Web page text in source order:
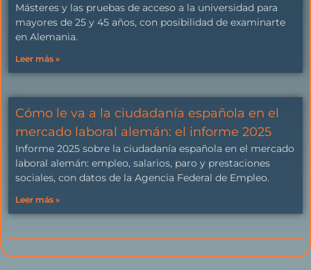
Másteres y las pruebas de acceso a la universidad para
mayores de 25 y 45 años, con posibilidad de examinarte
en Alemania.
Leer más »
Cómo le va a la ciudadanía española en el
mercado laboral alemán: el informe 2025
Informe 2025 sobre la ciudadanía española en el mercado
laboral alemán: empleo, salarios, paro y prestaciones
sociales, con datos de la Agencia Federal de Empleo.
Leer más »